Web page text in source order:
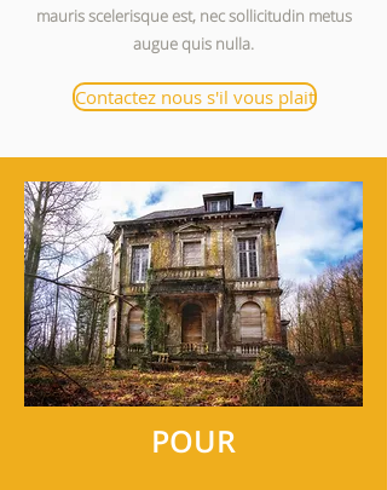
mauris scelerisque est, nec sollicitudin metus
augue quis nulla.
Contactez nous s'il vous plait
POUR